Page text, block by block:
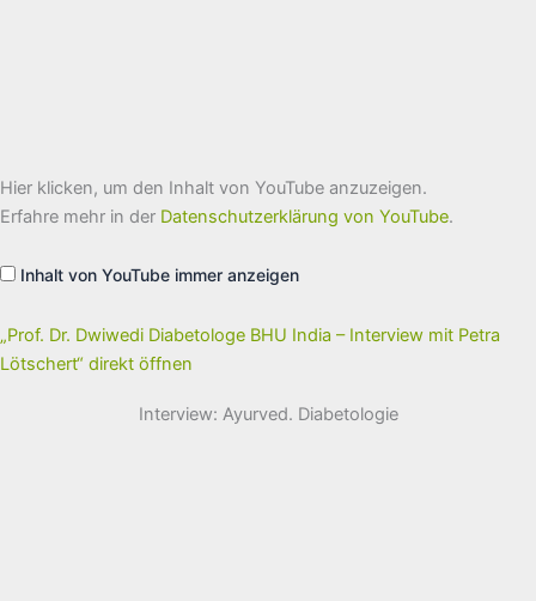
„Prof.
Dr.
Dwiwedi
India
–
Petra
Lötschert“
von
Hier klicken, um den Inhalt von YouTube anzuzeigen.
Erfahre mehr in der Datenschutzerklärung von YouTube.
Inhalt von YouTube immer anzeigen
„Prof. Dr. Dwiwedi Diabetologe BHU India – Interview mit Petra
Lötschert“ direkt öffnen
Interview: Ayurved. Diabetologie